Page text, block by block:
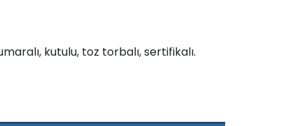
kutulu, toz torbalı, sertifikalı.